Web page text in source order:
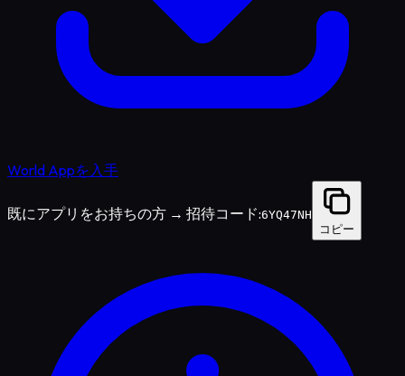
World Appを入手
既にアプリをお持ちの方 → 招待コード:6YQ47NH
コピー